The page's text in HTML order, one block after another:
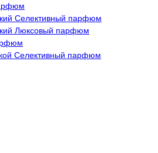
Селективный парфюм
Люксовый парфюм
Селективный парфюм